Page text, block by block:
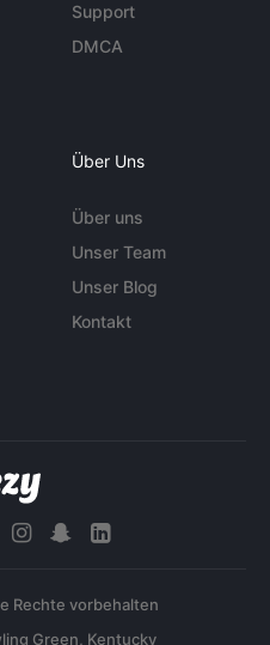
Support
DMCA
Über Uns
Über uns
Unser Team
Unser Blog
Kontakt
Rechte vorbehalten